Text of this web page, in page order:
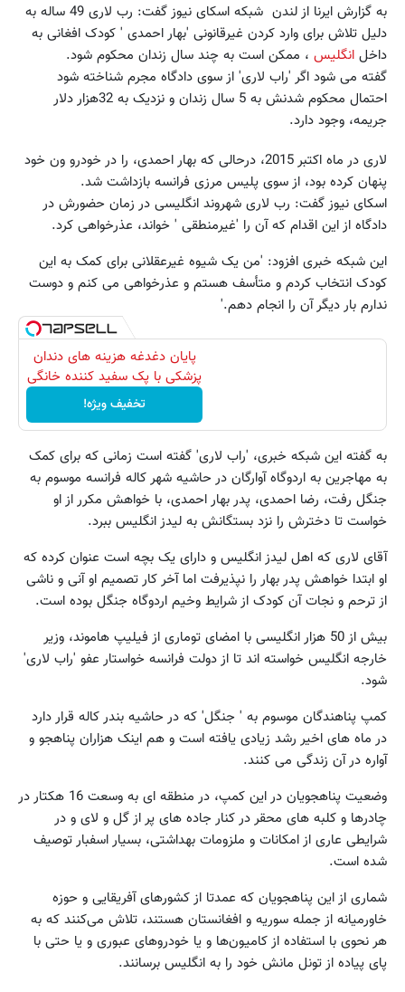
به گزارش ایرنا از لندن شبکه اسکای نیوز گفت: رب لاری 49 ساله به
دلیل تلاش برای وارد کردن غیرقانونی 'بهار احمدی ' کودک افغانی به
داخل انگلیس ، ممکن است به چند سال زندان محکوم شود.
گفته می شود اگر 'راب لاری' از سوی دادگاه مجرم شناخته شود
احتمال محکوم شدنش به 5 سال زندان و نزدیک به 32هزار دلار
جریمه، وجود دارد.
لاری در ماه اکتبر 2015، درحالی که بهار احمدی، را در خودرو ون خود
پنهان کرده بود، از سوی پلیس مرزی فرانسه بازداشت شد.
اسکای نیوز گفت: رب لاری شهروند انگلیسی در زمان حضورش در
دادگاه از این اقدام که آن را 'غیرمنطقی ' خواند، عذرخواهی کرد.
این شبکه خبری افزود: 'من یک شیوه غیرعقلانی برای کمک به این
کودک انتخاب کردم و متأسف هستم و عذرخواهی می کنم و دوست
ندارم بار دیگر آن را انجام دهم.'
پایان دغدغه هزینه های دندان
پزشکی با پک سفید کننده خانگی
تخفیف ویژه!
به گفته این شبکه خبری، 'راب لاری' گفته است زمانی که برای کمک
به مهاجرین به اردوگاه آوارگان در حاشیه شهر کاله فرانسه موسوم به
جنگل رفت، رضا احمدی، پدر بهار احمدی، با خواهش مکرر از او
خواست تا دخترش را نزد بستگانش به لیدز انگلیس ببرد.
آقای لاری که اهل لیدز انگلیس و دارای یک بچه است عنوان کرده که
او ابتدا خواهش پدر بهار را نپذیرفت اما آخر کار تصمیم او آنی و ناشی
از ترحم و نجات آن کودک از شرایط وخیم اردوگاه جنگل بوده است.
بیش از 50 هزار انگلیسی با امضای توماری از فیلیپ هاموند، وزیر
خارجه انگلیس خواسته اند تا از دولت فرانسه خواستار عفو 'راب لاری'
شود.
کمپ پناهندگان موسوم به ' جنگل' که در حاشیه بندر کاله قرار دارد
در ماه های اخیر رشد زیادی یافته است و هم اینک هزاران پناهجو و
آواره در آن زندگی می کنند.
وضعیت پناهجویان در این کمپ، در منطقه ای به وسعت 16 هکتار در
چادرها و کلبه های محقر در کنار جاده های پر از گل و لای و در
شرایطی عاری از امکانات و ملزومات بهداشتی، بسیار اسفبار توصیف
شده است.
شماری از این پناهجویان که عمدتا از کشورهای آفریقایی و حوزه
خاورمیانه از جمله سوریه و افغانستان هستند، تلاش می‌کنند که به
هر نحوی با استفاده از کامیون‌ها و یا خودروهای عبوری و یا حتی با
پای پیاده از تونل مانش خود را به انگلیس برسانند.